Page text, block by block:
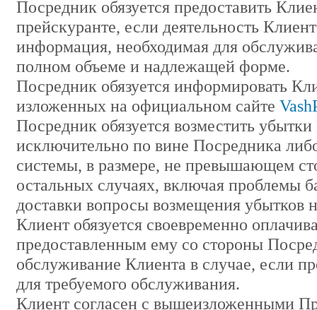
Посредник обязуется предоставить
прейскуранте, если деятельность
информация, необходимая для
полном объеме и надлежащей форме.
Посредник обязуется информировать
изложенных на официальном сайте
Посредник обязуется возместить
исключительно по вине Посредника
системы, в размере, не превышающем
остальных случаях, включая проблемы
доставки вопросы возмещения убытков
Клиент обязуется своевременно
предоставленным ему со стороны
обслуживание Клиента в случае, если
для требуемого обслуживания.
Клиент согласен с вышеизложенными